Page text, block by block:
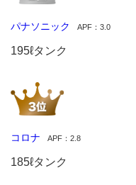
パナソニック APF：3.0
195ℓタンク
コロナ APF：2.8
185ℓタンク